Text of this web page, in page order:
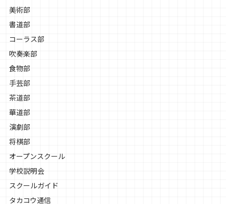
美術部
書道部
コーラス部
吹奏楽部
食物部
手芸部
茶道部
華道部
演劇部
将棋部
オープンスクール
学校説明会
スクールガイド
タカコウ通信